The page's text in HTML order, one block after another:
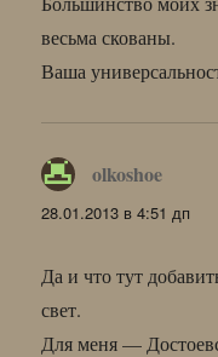
весьма скованы.
Ваша
olkoshoe
28.01.2013 в 4:51 дп
Да и что тут
свет.
Для меня —